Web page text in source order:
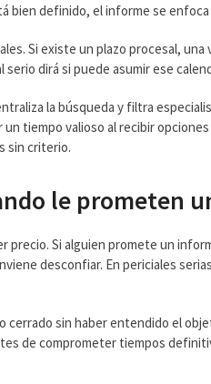
bien definido, el informe se
Si existe un plazo procesal,
dirá si puede asumir ese
la búsqueda y filtra
tiempo valioso al recibir
sin criterio.
le prometen
precio. Si alguien promete un
desconfiar. En periciales
cerrado sin haber entendido el
de comprometer tiempos